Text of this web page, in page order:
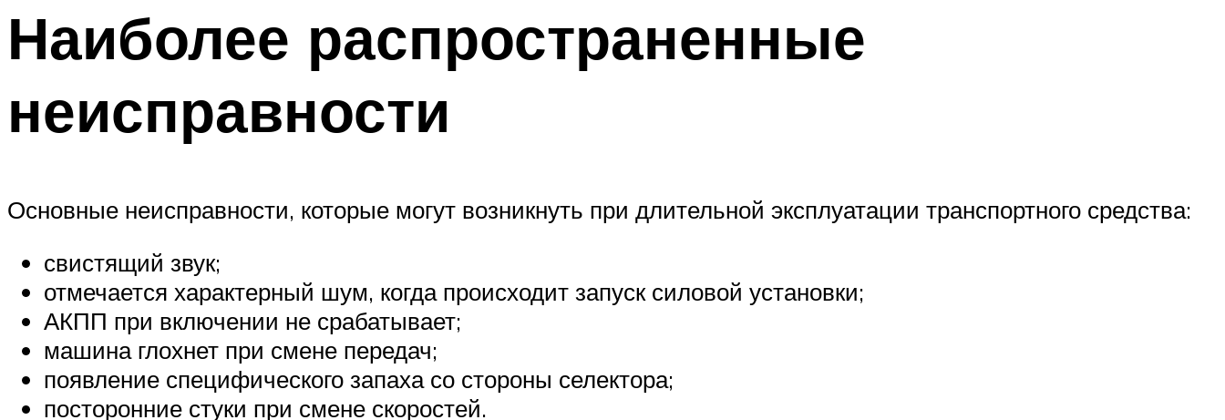
Наиболее распространенные
неисправности
Основные неисправности, которые могут возникнуть при длительной эксплуатации транспортного средства:
свистящий звук;
отмечается характерный шум, когда происходит запуск силовой установки;
АКПП при включении не срабатывает;
машина глохнет при смене передач;
появление специфического запаха со стороны селектора;
посторонние стуки при смене скоростей.